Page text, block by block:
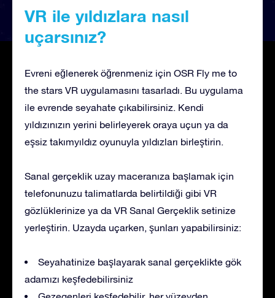
VR ile yıldızlara nasıl
uçarsınız?
Evreni eğlenerek öğrenmeniz için OSR Fly me to
the stars VR uygulamasını tasarladı. Bu uygulama
ile evrende seyahate çıkabilirsiniz. Kendi
yıldızınızın yerini belirleyerek oraya uçun ya da
eşsiz takımyıldız oyunuyla yıldızları birleştirin.
Sanal gerçeklik uzay maceranıza başlamak için
telefonunuzu talimatlarda belirtildiği gibi VR
gözlüklerinize ya da VR Sanal Gerçeklik setinize
yerleştirin. Uzayda uçarken, şunları yapabilirsiniz:
Seyahatinize başlayarak sanal gerçeklikte gök
adamızı keşfedebilirsiniz